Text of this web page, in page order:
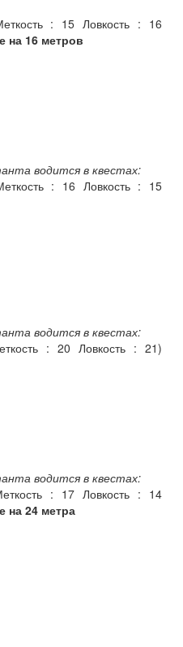
: 15 Ловкость : 16
на 16 метров
водится в квестах:
: 16 Ловкость : 15
водится в квестах:
: 20 Ловкость : 21)
водится в квестах:
: 17 Ловкость : 14
на 24 метра